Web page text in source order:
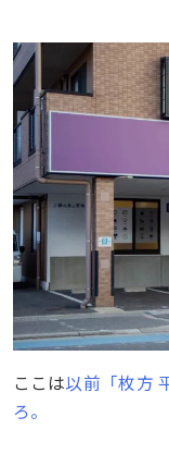
ここは以前「枚方
ろ。